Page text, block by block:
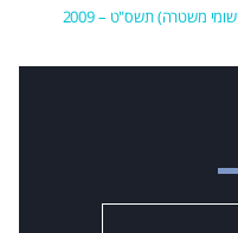
משטרה) תשס"ט – 2009